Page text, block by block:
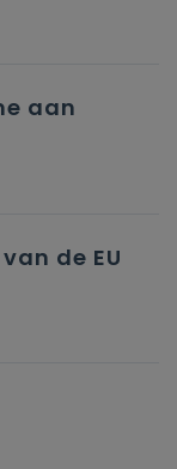
aan
KA1
de EU